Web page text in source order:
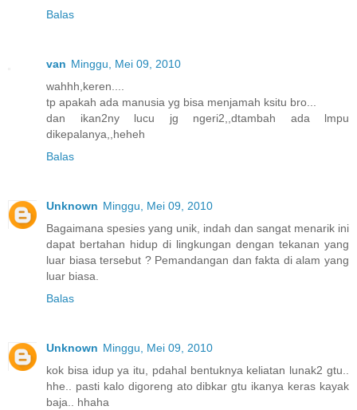
Balas
van Minggu, Mei 09, 2010
wahhh,keren....
tp apakah ada manusia yg bisa menjamah ksitu bro...
dan ikan2ny lucu jg ngeri2,,dtambah ada lmpu
dikepalanya,,heheh
Balas
Unknown Minggu, Mei 09, 2010
Bagaimana spesies yang unik, indah dan sangat menarik ini
dapat bertahan hidup di lingkungan dengan tekanan yang
luar biasa tersebut ? Pemandangan dan fakta di alam yang
luar biasa.
Balas
Unknown Minggu, Mei 09, 2010
kok bisa idup ya itu, pdahal bentuknya keliatan lunak2 gtu..
hhe.. pasti kalo digoreng ato dibkar gtu ikanya keras kayak
baja.. hhaha